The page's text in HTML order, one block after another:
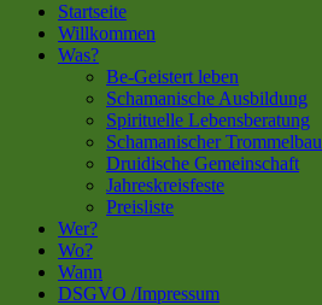
Startseite
Willkommen
Was?
Be-Geistert leben
Schamanische Ausbildung
Spirituelle Lebensberatung
Schamanischer Trommelbau
Druidische Gemeinschaft
Jahreskreisfeste
Preisliste
Wer?
Wo?
Wann
DSGVO /Impressum